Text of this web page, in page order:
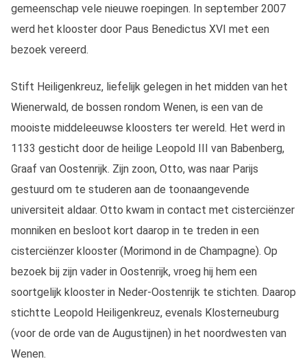
gemeenschap vele nieuwe roepingen. In september 2007
werd het klooster door Paus Benedictus XVI met een
bezoek vereerd.
Stift Heiligenkreuz, liefelijk gelegen in het midden van het
Wienerwald, de bossen rondom Wenen, is een van de
mooiste middeleeuwse kloosters ter wereld. Het werd in
1133 gesticht door de heilige Leopold III van Babenberg,
Graaf van Oostenrijk. Zijn zoon, Otto, was naar Parijs
gestuurd om te studeren aan de toonaangevende
universiteit aldaar. Otto kwam in contact met cisterciënzer
monniken en besloot kort daarop in te treden in een
cisterciënzer klooster (Morimond in de Champagne). Op
bezoek bij zijn vader in Oostenrijk, vroeg hij hem een
soortgelijk klooster in Neder-Oostenrijk te stichten. Daarop
stichtte Leopold Heiligenkreuz, evenals Klosterneuburg
(voor de orde van de Augustijnen) in het noordwesten van
Wenen.